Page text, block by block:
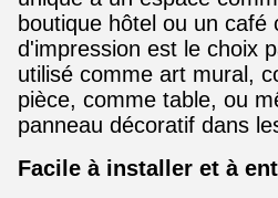
boutique hôtel ou un
d'impression est le choix
utilisé comme art mural,
pièce, comme table, ou
panneau décoratif dans
Facile à installer et à